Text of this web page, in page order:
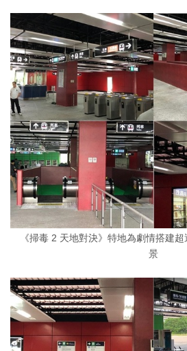
《掃毒 2 天地對決》特地為劇情搭建
景